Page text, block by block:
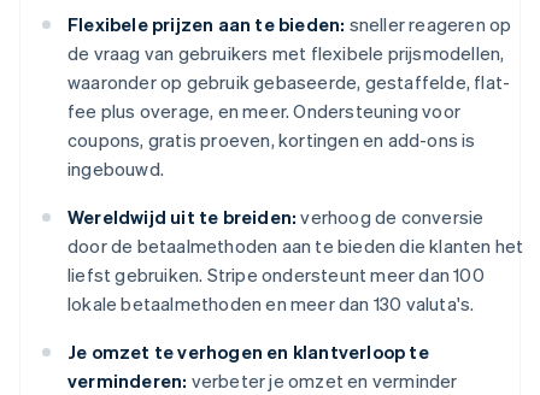
Flexibele prijzen aan te bieden: sneller reageren op
de vraag van gebruikers met flexibele prijsmodellen,
waaronder op gebruik gebaseerde, gestaffelde, flat-
fee plus overage, en meer. Ondersteuning voor
coupons, gratis proeven, kortingen en add-ons is
ingebouwd.
Wereldwijd uit te breiden: verhoog de conversie
door de betaalmethoden aan te bieden die klanten het
liefst gebruiken. Stripe ondersteunt meer dan 100
lokale betaalmethoden en meer dan 130 valuta's.
Je omzet te verhogen en klantverloop te
verminderen: verbeter je omzet en verminder